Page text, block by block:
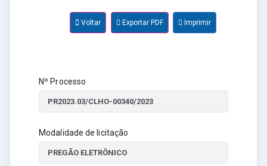
Voltar Exportar PDF Imprimir
Nº Processo
Modalidade de licitação